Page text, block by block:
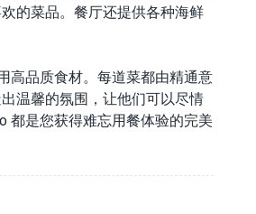
的菜品。餐厅还提供各种海鲜
高品质食材。每道菜都由精通意
温馨的氛围，让他们可以尽情
都是您获得难忘用餐体验的完美